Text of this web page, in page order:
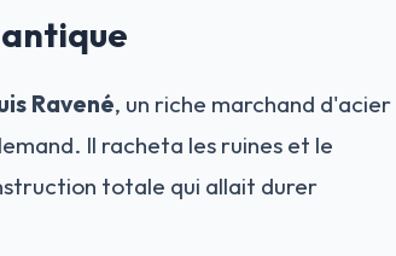
Ravené, un riche marchand d'acier
Il racheta les ruines et le
totale qui allait durer